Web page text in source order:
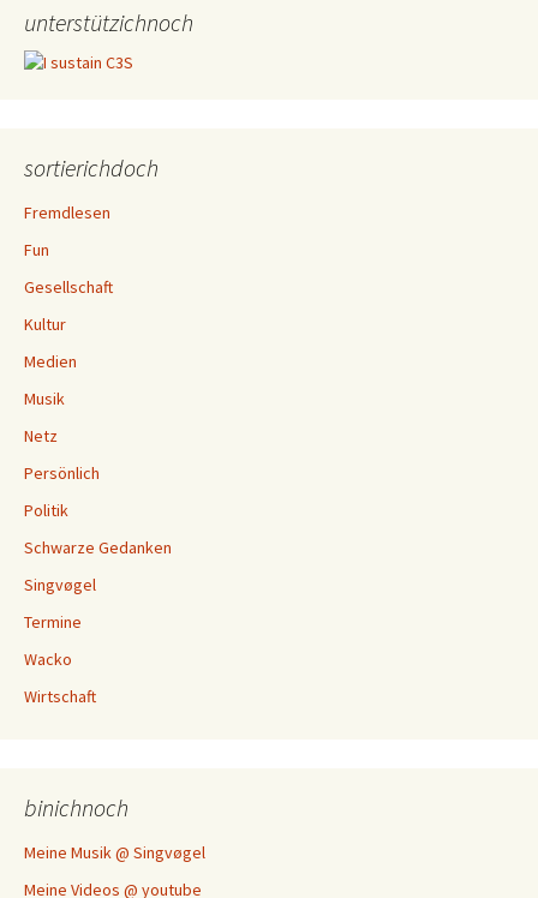
unterstützichnoch
sortierichdoch
Fremdlesen
Fun
Gesellschaft
Kultur
Medien
Musik
Netz
Persönlich
Politik
Schwarze Gedanken
Singvøgel
Termine
Wacko
Wirtschaft
binichnoch
Meine Musik @ Singvøgel
Meine Videos @ youtube